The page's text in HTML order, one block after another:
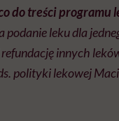
do treści programu
podanie leku dla
innych
polityki lekowej